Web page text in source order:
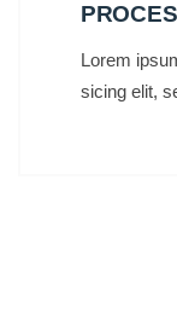
Lorem
sicing elit,